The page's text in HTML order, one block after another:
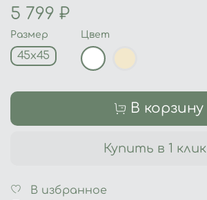
5 799 ₽
Размер
45х45
Цвет
В корзину
Купить в 1 клик
В избранное